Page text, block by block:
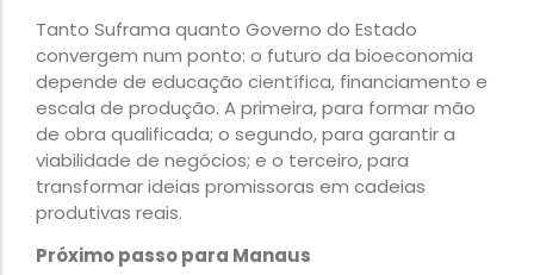
Tanto Suframa quanto Governo do Estado
convergem num ponto: o futuro da bioeconomia
depende de educação científica, financiamento e
escala de produção. A primeira, para formar mão
de obra qualificada; o segundo, para garantir a
viabilidade de negócios; e o terceiro, para
transformar ideias promissoras em cadeias
produtivas reais.
Próximo passo para Manaus